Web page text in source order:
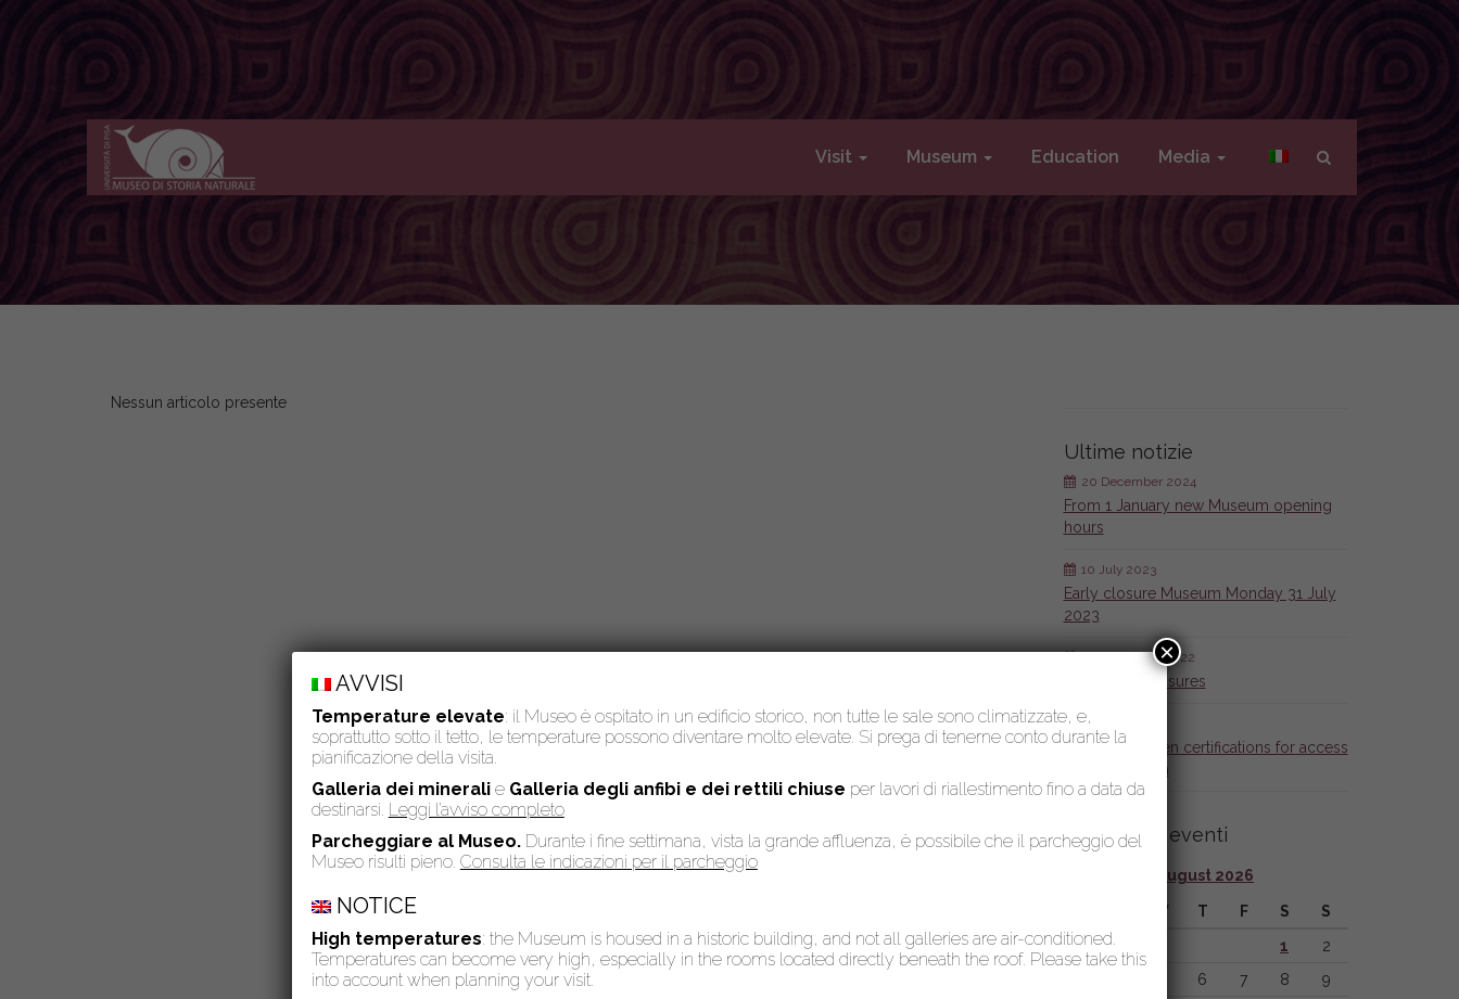
Museo
di
Storia
dell'Università
di
Visit Museum Education Media
Nessun articolo presente
Ultime notizie
From 1 January new Museum opening
hours
20 December 2024
Early closure Museum Monday 31 July
2023
10 July 2023
Temporary closures
23 December 2022
COVID-19 green certifications for access
to the Museum
27 July 2021
Calendario eventi
August 2026
W T F S S
1
2
6 7 8
9
AVVISI
Temperature elevate: il Museo è ospitato in un edificio storico, non tutte le sale sono climatizzate, e,
soprattutto sotto il tetto, le temperature possono diventare molto elevate. Si prega di tenerne conto durante la
pianificazione della visita.
Galleria dei mineralie Galleria degli anfibi e dei rettili chiuse per lavori di riallestimento fino a data da
destinarsi. Leggi l’avviso completo
Parcheggiare al Museo.Durante i fine settimana, vista la grande affluenza, è possibile che il parcheggio del
Museo risulti pieno. Consulta le indicazioni per il parcheggio
NOTICE
High temperatures: the Museum is housed in a historic building, and not all galleries are air-conditioned.
Temperatures can become very high, especially in the rooms located directly beneath the roof. Please take this
into account when planning your visit.
×